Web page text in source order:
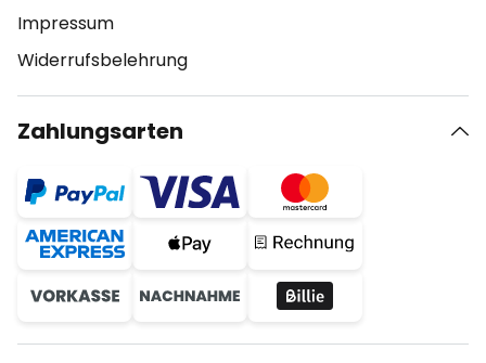
Impressum
Widerrufsbelehrung
Zahlungsarten